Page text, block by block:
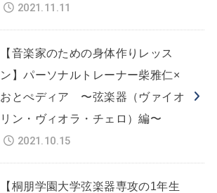
2021.11.11
【音楽家のための身体作りレッス
ン】パーソナルトレーナー柴雅仁×
おとぺディア 〜弦楽器（ヴァイオ
リン・ヴィオラ・チェロ）編〜
2021.10.15
【桐朋学園大学弦楽器専攻の1年生